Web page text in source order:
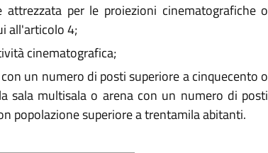
per le proiezioni cinematografiche o
all'articolo 4;
cinematografica;
un numero di posti superiore a cinquecento o
sala multisala o arena con un numero di posti
popolazione superiore a trentamila abitanti.